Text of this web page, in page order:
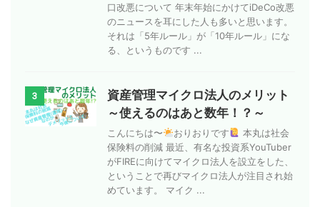
口改悪について 年末年始にかけてiDeCo改悪
のニュースを耳にした人も多いと思います。
それは「5年ルール」が「10年ルール」にな
る、というものです ...
3
資産管理マイクロ法人のメリット
～使えるのはあと数年！？～
こんにちは〜 おりおりです
本丸は社会
保険料の削減 最近、有名な投資系YouTuber
がFIREに向けてマイクロ法人を設立をした、
ということで再びマイクロ法人が注目され始
めています。 マイク ...